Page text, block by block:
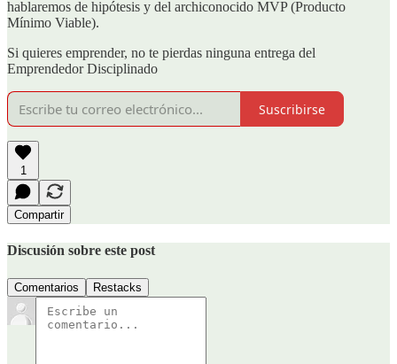
hablaremos de hipótesis y del archiconocido MVP (Producto
Mínimo Viable).
Si quieres emprender, no te pierdas ninguna entrega del
Emprendedor Disciplinado
Suscribirse
1
Compartir
Discusión sobre este post
Comentarios Restacks